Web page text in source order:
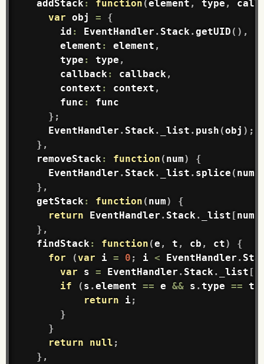
addStack : function (element , type ,
var obj =
{
      id
: EventHandler . Stack . getUID ( ) ,
      element
: element ,
      type
: type ,
      callback
: callback ,
      context
: context ,
      func
:
func
} ;
EventHandler . Stack . _list . push (obj ) ;
} ,
removeStack : function ( num)
{
EventHandler . Stack . _list . splice ( num
} ,
getStack : function ( num)
{
return
EventHandler . Stack . _list [num
} ,
findStack : function (e , t , cb , ct)
{
for
(var i = 0 ; i < EventHandler .
var s = EventHandler . Stack . _list [
if
( s . element == e && s . type == t
return i;
}
}
return
null ;
} ,